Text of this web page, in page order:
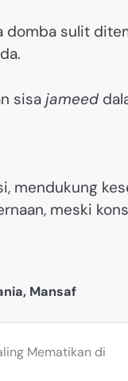
domba sulit
sisa jameed
mendukung
meski
, Mansaf
Mematikan di